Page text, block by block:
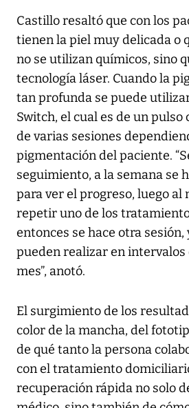
Castillo resaltó que con los
tienen la piel muy delicada o
no se utilizan químicos, sino
tecnología láser. Cuando la
tan profunda se puede
Switch, el cual es de un
de varias sesiones
pigmentación del paciente.
seguimiento, a la semana se
para ver el progreso, luego al
repetir uno de los
entonces se hace otra sesión,
pueden realizar en intervalos
mes”, anotó.
El surgimiento de los
color de la mancha, del
de qué tanto la persona
con el tratamiento
recuperación rápida no solo